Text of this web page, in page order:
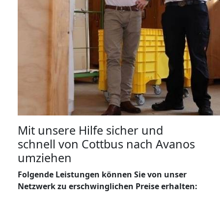
Mit unsere Hilfe sicher und
schnell von Cottbus nach Avanos
umziehen
Folgende Leistungen können Sie von unser
Netzwerk zu erschwinglichen Preise erhalten: